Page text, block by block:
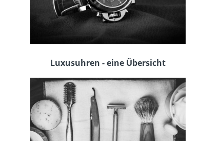
Luxusuhren - eine Übersicht